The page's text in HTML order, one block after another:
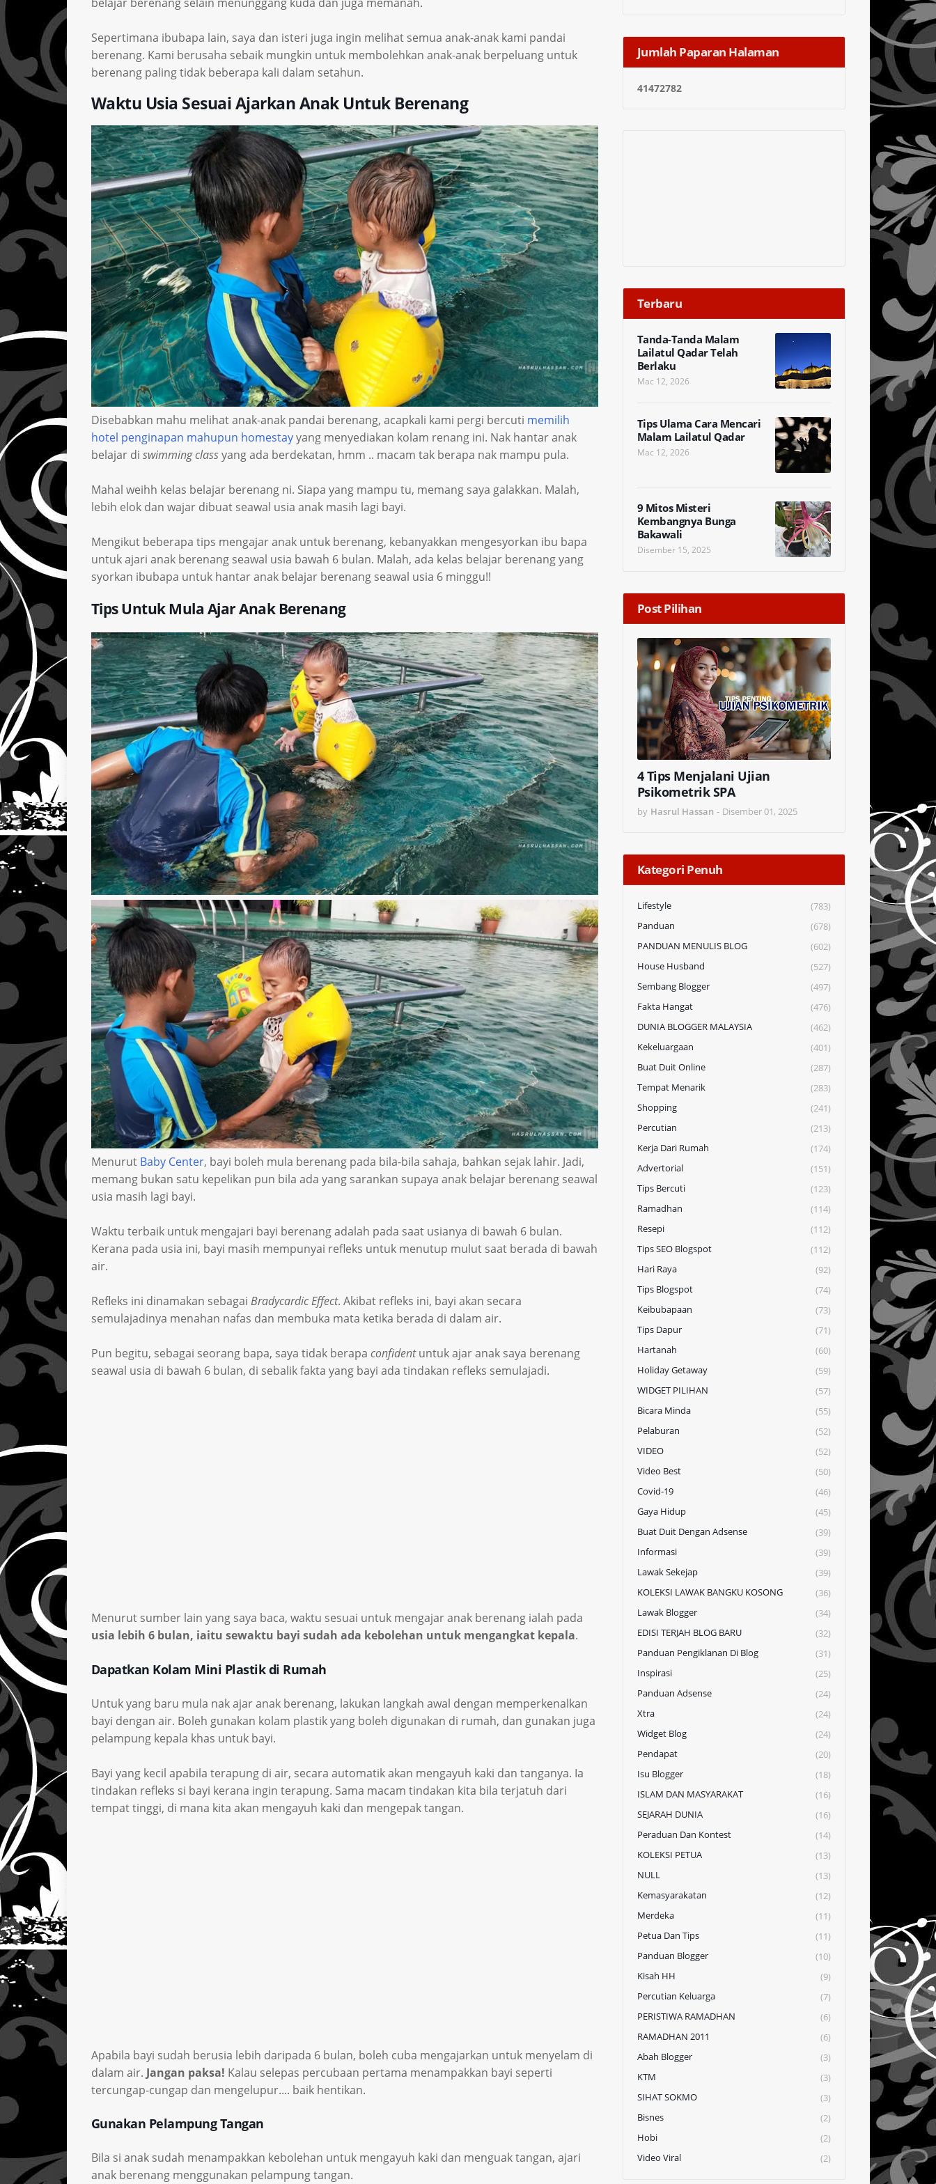
Sepertimana ibubapa lain, saya dan isteri juga ingin melihat semua anak-anak kami pandai
berenang. Kami berusaha sebaik mungkin untuk membolehkan anak-anak berpeluang untuk
berenang paling tidak beberapa kali dalam setahun.
Waktu Usia Sesuai Ajarkan Anak Untuk Berenang
Disebabkan mahu melihat anak-anak pandai berenang, acapkali kami pergi bercuti memilih
hotel penginapan mahupun homestayyang menyediakan kolam renang ini. Nak hantar anak
belajar di swimming classyang ada berdekatan, hmm .. macam tak berapa nak mampu pula.
Mahal weihh kelas belajar berenang ni. Siapa yang mampu tu, memang saya galakkan. Malah,
lebih elok dan wajar dibuat seawal usia anak masih lagi bayi.
Mengikut beberapa tips mengajar anak untuk berenang, kebanyakkan mengesyorkan ibu bapa
untuk ajari anak berenang seawal usia bawah 6 bulan. Malah, ada kelas belajar berenang yang
syorkan ibubapa untuk hantar anak belajar berenang seawal usia 6 minggu!!
Tips Untuk Mula Ajar Anak Berenang
Menurut Baby Center, bayi boleh mula berenang pada bila-bila sahaja, bahkan sejak lahir. Jadi,
memang bukan satu kepelikan pun bila ada yang sarankan supaya anak belajar berenang seawal
usia masih lagi bayi.
Waktu terbaik untuk mengajari bayi berenang adalah pada saat usianya di bawah 6 bulan.
Kerana pada usia ini, bayi masih mempunyai refleks untuk menutup mulut saat berada di bawah
air.
Refleks ini dinamakan sebagai Bradycardic Effect. Akibat refleks ini, bayi akan secara
semulajadinya menahan nafas dan membuka mata ketika berada di dalam air.
Pun begitu, sebagai seorang bapa, saya tidak berapa confidentuntuk ajar anak saya berenang
seawal usia di bawah 6 bulan, di sebalik fakta yang bayi ada tindakan refleks semulajadi.
Menurut sumber lain yang saya baca, waktu sesuai untuk mengajar anak berenang ialah pada
usia lebih 6 bulan, iaitu sewaktu bayi sudah ada kebolehan untuk mengangkat kepala.
Dapatkan Kolam Mini Plastik di Rumah
Untuk yang baru mula nak ajar anak berenang, lakukan langkah awal dengan memperkenalkan
bayi dengan air. Boleh gunakan kolam plastik yang boleh digunakan di rumah, dan gunakan juga
pelampung kepala khas untuk bayi.
Bayi yang kecil apabila terapung di air, secara automatik akan mengayuh kaki dan tanganya. Ia
tindakan refleks si bayi kerana ingin terapung. Sama macam tindakan kita bila terjatuh dari
tempat tinggi, di mana kita akan mengayuh kaki dan mengepak tangan.
Apabila bayi sudah berusia lebih daripada 6 bulan, boleh cuba mengajarkan untuk menyelam di
dalam air. Jangan paksa! Kalau selepas percubaan pertama menampakkan bayi seperti
tercungap-cungap dan mengelupur.... baik hentikan.
Gunakan Pelampung Tangan
Bila si anak sudah menampakkan kebolehan untuk mengayuh kaki dan menguak tangan, ajari
anak berenang menggunakan pelampung tangan.
Jumlah Paparan Halaman
41472782
Terbaru
Tanda-Tanda Malam
Lailatul Qadar Telah
Berlaku
Mac 12, 2026
Tips Ulama Cara Mencari
Malam Lailatul Qadar
Mac 12, 2026
9 Mitos Misteri
Kembangnya Bunga
Bakawali
Disember 15, 2025
Post Pilihan
4 Tips Menjalani Ujian
Psikometrik SPA
by Hasrul Hassan - Disember 01, 2025
Kategori Penuh
Lifestyle
(783)
Panduan
(678)
PANDUAN MENULIS BLOG
(602)
House Husband
(527)
Sembang Blogger
(497)
Fakta Hangat
(476)
DUNIA BLOGGER MALAYSIA
(462)
Kekeluargaan
(401)
Buat Duit Online
(287)
Tempat Menarik
(283)
Shopping
(241)
Percutian
(213)
Kerja Dari Rumah
(174)
Advertorial
(151)
Tips Bercuti
(123)
Ramadhan
(114)
Resepi
(112)
Tips SEO Blogspot
(112)
Hari Raya
(92)
Tips Blogspot
(74)
Keibubapaan
(73)
Tips Dapur
(71)
Hartanah
(60)
Holiday Getaway
(59)
WIDGET PILIHAN
(57)
Bicara Minda
(55)
Pelaburan
(52)
VIDEO
(52)
Video Best
(50)
Covid-19
(46)
Gaya Hidup
(45)
Buat Duit Dengan Adsense
(39)
Informasi
(39)
Lawak Sekejap
(39)
KOLEKSI LAWAK BANGKU KOSONG
(36)
Lawak Blogger
(34)
EDISI TERJAH BLOG BARU
(32)
Panduan Pengiklanan Di Blog
(31)
Inspirasi
(25)
Panduan Adsense
(24)
Xtra
(24)
Widget Blog
(24)
Pendapat
(20)
Isu Blogger
(18)
ISLAM DAN MASYARAKAT
(16)
SEJARAH DUNIA
(16)
Peraduan Dan Kontest
(14)
KOLEKSI PETUA
(13)
NULL
(13)
Kemasyarakatan
(12)
Merdeka
(11)
Petua Dan Tips
(11)
Panduan Blogger
(10)
Kisah HH
(9)
Percutian Keluarga
(7)
PERISTIWA RAMADHAN
(6)
RAMADHAN 2011
(6)
Abah Blogger
(3)
KTM
(3)
SIHAT SOKMO
(3)
Bisnes
(2)
Hobi
(2)
Video Viral
(2)